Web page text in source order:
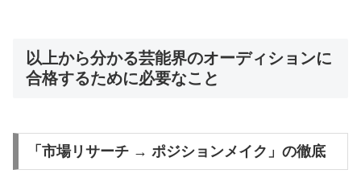
以上から分かる芸能界のオーディションに
合格するために必要なこと
「市場リサーチ → ポジションメイク」の徹底